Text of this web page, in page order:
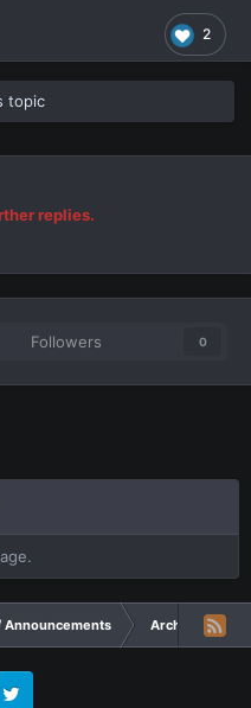
2
topic
replies.
Followers 0
Announcements Archive